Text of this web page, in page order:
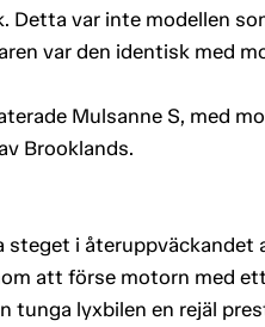
Detta var inte modellen
var den identisk med
Mulsanne S, med
Brooklands.
i återuppväckandet
att förse motorn med
tunga lyxbilen en rejäl